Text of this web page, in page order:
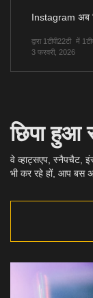
Instagram अब
द्वारा 1टीपी22टी में
3 फरवरी, 2026
छिपा हुआ
वे व्हाट्सएप, स्नैपचैट,
भी कर रहे हों, आप बस